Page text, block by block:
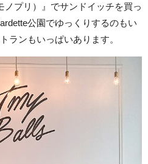
プリ）』でサンドイッチを買っ
公園でゆっくりするのもい
ランもいっぱいあります。